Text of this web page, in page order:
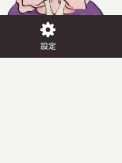
設定